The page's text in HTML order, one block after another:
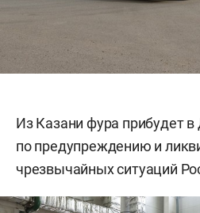
Из Казани фура прибудет
по предупреждению и
чрезвычайных ситуаций